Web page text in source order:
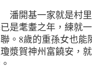
開基一家就是村里
是耄耋之年，練就
。8歲的重孫女也能
漿賀神州富饒安，